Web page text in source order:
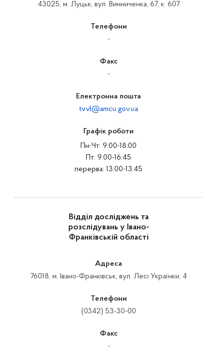
43025, м. Луцьк, вул. Винниченка, 67, к. 607
Телефони
-
Факс
-
Електронна пошта
tv.vl@amcu.gov.ua
Графік роботи
Пн-Чт: 9:00-18:00
Пт: 9:00-16:45
перерва: 13:00-13:45
Відділ досліджень та
розслідувань у Івано-
Франківській області
Адреса
76018, м. Івано-Франківськ, вул. Лесі Українки, 4
Телефони
(0342) 53-30-00
Факс
-